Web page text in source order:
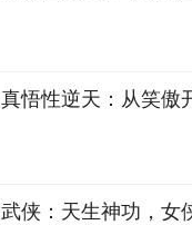
真悟性逆天：从笑傲
武侠：天生神功，女